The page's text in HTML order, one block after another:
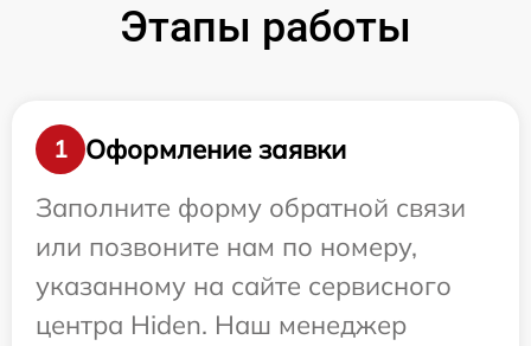
Этапы работы
1
Оформление заявки
Заполните форму обратной связи
или позвоните нам по номеру,
указанному на сайте сервисного
центра Hiden. Наш менеджер